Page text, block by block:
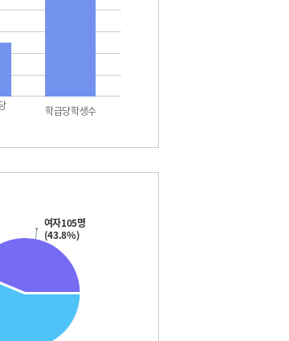
학급당학생수
여자105명
(43.8%)